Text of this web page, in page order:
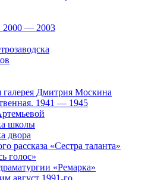
2000 — 2003
галерея Дмитрия Москина
1941 — 1945
школы
двора
рассказа «Сестра таланта»
голос»
«Ремарка»